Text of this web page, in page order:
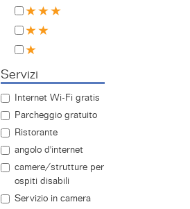
Servizi
Internet Wi-Fi gratis
Parcheggio gratuito
Ristorante
angolo d'internet
camere/strutture per
ospiti disabili
Servizio in camera